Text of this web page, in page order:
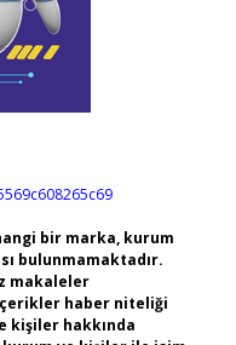
bir marka, kurum
bulunmamaktadır.
makaleler
haber niteliği
kişiler hakkında